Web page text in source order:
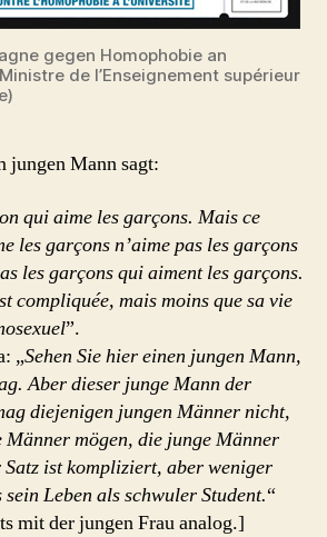
gegen Homophobie an
de l’Enseignement supérieur
jungen Mann sagt:
qui aime les garçons. Mais ce
les garçons n’aime pas les garçons
les garçons qui aiment les garçons.
compliquée, mais moins que sa vie
”.
„Sehen Sie hier einen jungen Mann,
Aber dieser junge Mann der
diejenigen jungen Männer nicht,
mögen, die junge Männer
ist kompliziert, aber weniger
Leben als schwuler Student.“
mit der jungen Frau analog.]